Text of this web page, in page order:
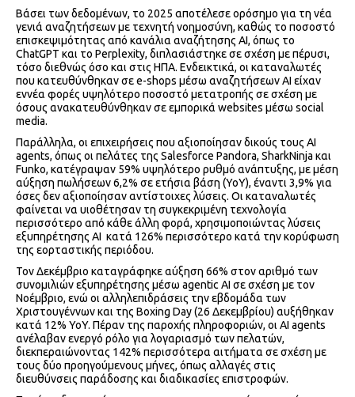
Βάσει των δεδομένων, το 2025 αποτέλεσε ορόσημο για τη νέα
γενιά αναζητήσεων με τεχνητή νοημοσύνη, καθώς το ποσοστό
επισκεψιμότητας από κανάλια αναζήτησης ΑΙ, όπως το
ChatGPT και το Perplexity, διπλασιάστηκε σε σχέση με πέρυσι,
τόσο διεθνώς όσο και στις ΗΠΑ. Ενδεικτικά, οι καταναλωτές
που κατευθύνθηκαν σε e-shops μέσω αναζητήσεων AI είχαν
εννέα φορές υψηλότερο ποσοστό μετατροπής σε σχέση με
όσους ανακατευθύνθηκαν σε εμπορικά websites μέσω social
media.
Παράλληλα, οι επιχειρήσεις που αξιοποίησαν δικούς τους AI
agents, όπως οι πελάτες της Salesforce Pandora, SharkNinja και
Funko, κατέγραψαν 59% υψηλότερο ρυθμό ανάπτυξης, με μέση
αύξηση πωλήσεων 6,2% σε ετήσια βάση (YoY), έναντι 3,9% για
όσες δεν αξιοποίησαν αντίστοιχες λύσεις. Οι καταναλωτές
φαίνεται να υιοθέτησαν τη συγκεκριμένη τεχνολογία
περισσότερο από κάθε άλλη φορά, χρησιμοποιώντας λύσεις
εξυπηρέτησης AI κατά 126% περισσότερο κατά την κορύφωση
της εορταστικής περιόδου.
Τον Δεκέμβριο καταγράφηκε αύξηση 66% στον αριθμό των
συνομιλιών εξυπηρέτησης μέσω agentic AI σε σχέση με τον
Νοέμβριο, ενώ οι αλληλεπιδράσεις την εβδομάδα των
Χριστουγέννων και της Boxing Day (26 Δεκεμβρίου) αυξήθηκαν
κατά 12% YoY. Πέραν της παροχής πληροφοριών, οι ΑΙ agents
ανέλαβαν ενεργό ρόλο για λογαριασμό των πελατών,
διεκπεραιώνοντας 142% περισσότερα αιτήματα σε σχέση με
τους δύο προηγούμενους μήνες, όπως αλλαγές στις
διευθύνσεις παράδοσης και διαδικασίες επιστροφών.